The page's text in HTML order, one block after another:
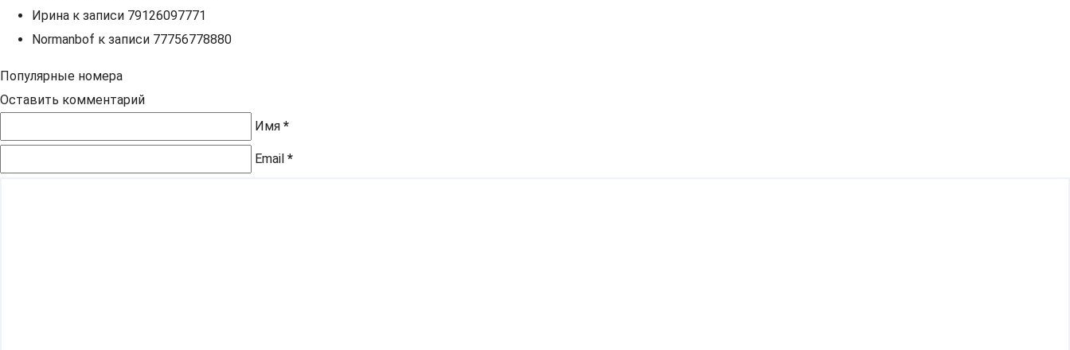
Ирина к записи 79126097771
Normanbof к записи 77756778880
Популярные номера
Оставить комментарий
Имя *
Email *